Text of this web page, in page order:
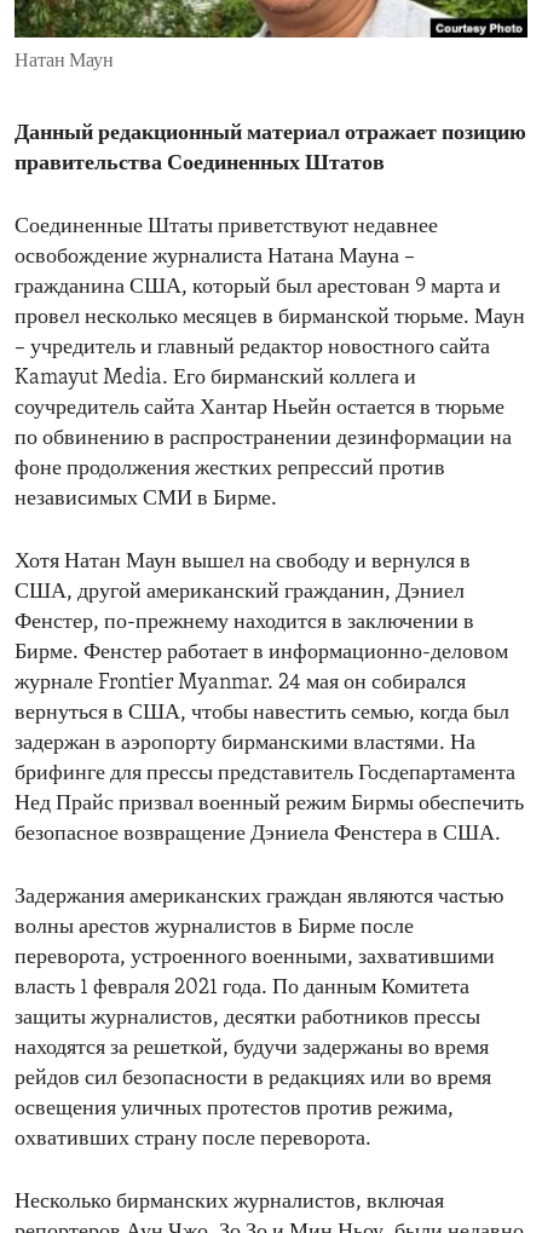
ENVIRONMENT AND HEALTH
IDEALS AND INSTITUTIONS
Натан Маун
Данный редакционный материал отражает позицию
правительства Соединенных Штатов
Соединенные Штаты приветствуют недавнее
освобождение журналиста Натана Мауна –
гражданина США, который был арестован 9 марта и
провел несколько месяцев в бирманской тюрьме. Маун
– учредитель и главный редактор новостного сайта
Kamayut Media. Его бирманский коллега и
соучредитель сайта Хантар Ньейн остается в тюрьме
по обвинению в распространении дезинформации на
фоне продолжения жестких репрессий против
независимых СМИ в Бирме.
Хотя Натан Маун вышел на свободу и вернулся в
США, другой американский гражданин, Дэниел
Фенстер, по-прежнему находится в заключении в
Бирме. Фенстер работает в информационно-деловом
журнале Frontier Myanmar. 24 мая он собирался
вернуться в США, чтобы навестить семью, когда был
задержан в аэропорту бирманскими властями. На
брифинге для прессы представитель Госдепартамента
Нед Прайс призвал военный режим Бирмы обеспечить
безопасное возвращение Дэниела Фенстера в США.
Задержания американских граждан являются частью
волны арестов журналистов в Бирме после
переворота, устроенного военными, захватившими
власть 1 февраля 2021 года. По данным Комитета
защиты журналистов, десятки работников прессы
находятся за решеткой, будучи задержаны во время
рейдов сил безопасности в редакциях или во время
освещения уличных протестов против режима,
охвативших страну после переворота.
Несколько бирманских журналистов, включая